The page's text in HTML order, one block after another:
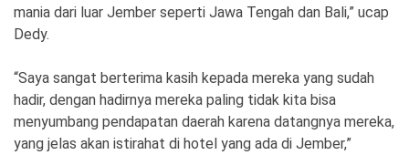
mania dari luar Jember seperti Jawa Tengah dan Bali,” ucap
Dedy.
“Saya sangat berterima kasih kepada mereka yang sudah
hadir, dengan hadirnya mereka paling tidak kita bisa
menyumbang pendapatan daerah karena datangnya mereka,
yang jelas akan istirahat di hotel yang ada di Jember,”